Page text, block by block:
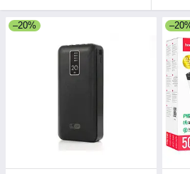
–20%